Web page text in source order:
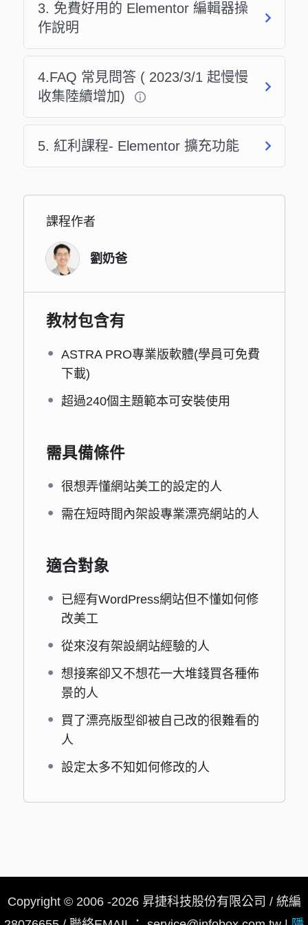
3. 免費好用的 Elementor 編輯器操
作說明
4.FAQ 常見問答 ( 2023/3/1 起慢慢
收集陸續增加)
5. 紅利課程- Elementor 擴充功能
課程作者
劉奶爸
教材包含有
ASTRA PRO專業版軟體(學員可免費
下載)
超過240個主題範本可安裝使用
需具備條件
很想弄懂網站美工的設定的人
需在短時間內架設專業漂亮網站的人
適合對象
已經有WordPress網站但不懂如何修
改美工
從來沒有架設網站經驗的人
想接案卻又不想花一大堆錢買各種佈
景的人
買了漂亮版型卻被自己改的很難看的
人
設定太多不知如何修改的人
Copyright © 2006 -2026 昇捷科技股份有限公司 / 統編